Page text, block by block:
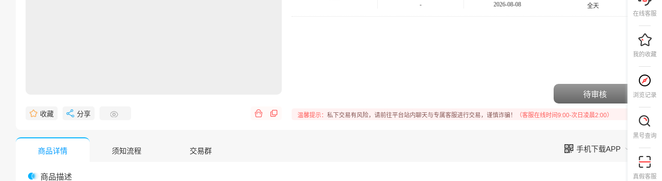
收藏 分享
-
2026-08-08
全天
待审核
温馨提示： 私下交易有风险，请前往平台站内聊天与专属客服进行交易，谨慎诈骗！ （客服在线时间9:00-次日凌晨2:00）
商品详情 须知流程 交易群 手机下载APP
商品描述
在线客服
我的收藏
浏览记录
黑号查询
真假客服